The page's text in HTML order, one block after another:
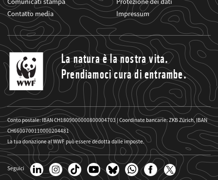
Contatto media
Impressum
La natura è la nostra vita.
Prendiamoci cura di entrambe.
Conto postale: IBAN CH1809000000800004703 | Coordinate bancarie: ZKB Zürich, IBAN
CH6600700110000204481
La tua donazione al WWF può essere dedotta dalle imposte.
Seguici